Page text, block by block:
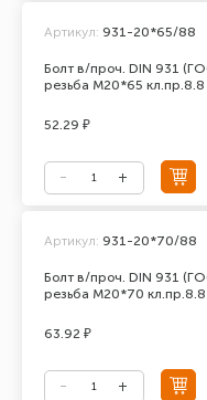
Болт в/проч. DIN 931
резьба М20*65 кл.пр.8.8
Артикул: 931-20*65/88
52.29 ₽
Болт в/проч. DIN 931
резьба М20*70 кл.пр.8.8
Артикул: 931-20*70/88
63.92 ₽